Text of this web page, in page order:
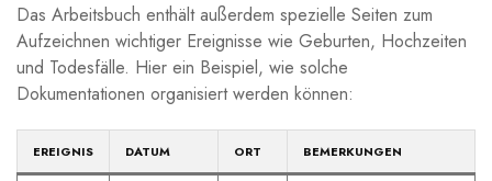
Das Arbeitsbuch enthält ​außerdem spezielle Seiten zum
Aufzeichnen wichtiger Ereignisse wie Geburten, Hochzeiten
und Todesfälle. Hier ein Beispiel, wie solche
Dokumentationen organisiert werden können:
EREIGNIS DATUM ORT BEMERKUNGEN